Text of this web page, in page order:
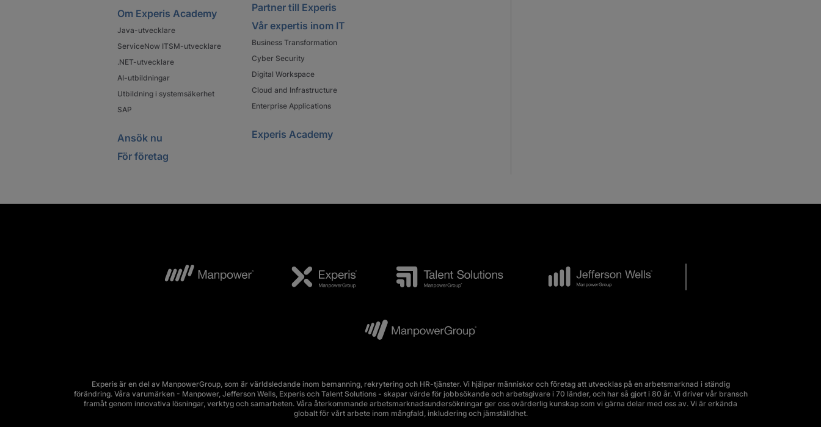
Om Experis Academy
Java-utvecklare
ServiceNow ITSM-utvecklare
.NET-utvecklare
AI-utbildningar
Utbildning i systemsäkerhet
SAP
Ansök nu
För företag
Partner till Experis
Vår expertis inom IT
Business Transformation
Cyber Security
Digital Workspace
Cloud and Infrastructure
Enterprise Applications
Experis Academy
Experis är en del av ManpowerGroup, som är världsledande inom bemanning, rekrytering och HR-tjänster. Vi hjälper människor och företag att utvecklas på en arbetsmarknad i ständig
förändring. Våra varumärken - Manpower, Jefferson Wells, Experis och Talent Solutions - skapar värde för jobbsökande och arbetsgivare i 70 länder, och har så gjort i 80 år. Vi driver vår bransch
framåt genom innovativa lösningar, verktyg och samarbeten. Våra återkommande arbetsmarknadsundersökningar ger oss ovärderlig kunskap som vi gärna delar med oss av. Vi är erkända
globalt för vårt arbete inom mångfald, inkludering och jämställdhet.